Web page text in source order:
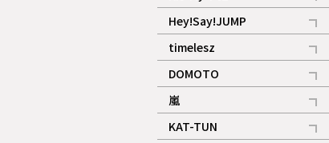
記事
ギャラリー
Hey!Say!JUMP
記事
timelesz
記事
DOMOTO
記事
嵐
記事
KAT-TUN